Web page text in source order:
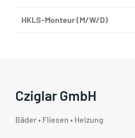
HKLS-Monteur (M/W/D)
Cziglar GmbH
Bäder • Fliesen • Heizung